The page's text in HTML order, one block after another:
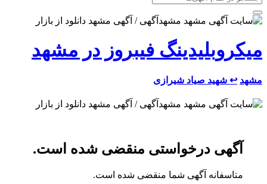
میکروبلیدینگ فیبروز در مشهد
مشهد ↩ شهید صیاد شیرازی
آگهی درخواستی منقضی شده است.
متاسفانه آگهی شما منقضی شده است.